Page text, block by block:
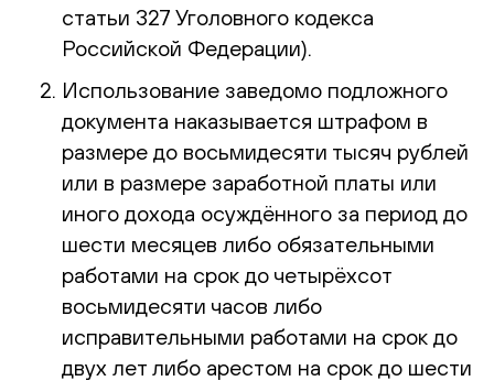
статьи 327 Уголовного кодекса
Российской Федерации).
Использование заведомо подложного
документа наказывается штрафом в
размере до восьмидесяти тысяч рублей
или в размере заработной платы или
иного дохода осуждённого за период до
шести месяцев либо обязательными
работами на срок до четырёхсот
восьмидесяти часов либо
исправительными работами на срок до
двух лет либо арестом на срок до шести